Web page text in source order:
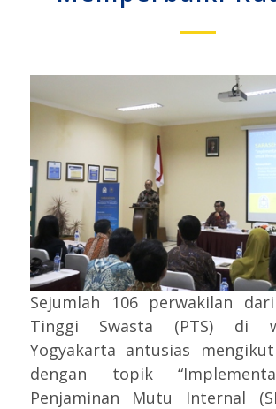
Sejumlah 106 perwakilan
Tinggi Swasta (PTS) di
Yogyakarta antusias
dengan topik
Penjaminan Mutu Internal